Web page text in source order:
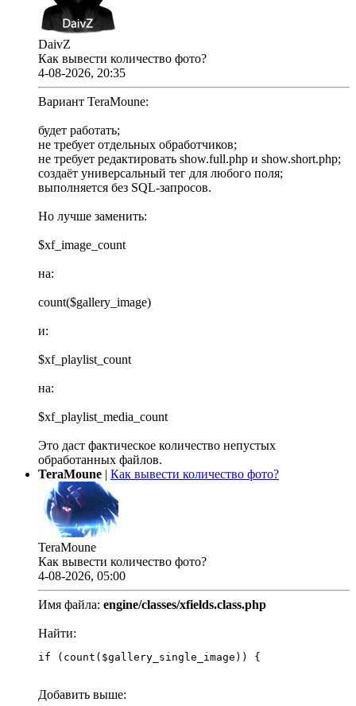
DaivZ
Как вывести количество фото?
4-08-2026, 20:35
Вариант TeraMoune:
будет работать;
не требует отдельных обработчиков;
не требует редактировать show.full.php и show.short.php;
создаёт универсальный тег для любого поля;
выполняется без SQL-запросов.
Но лучше заменить:
$xf_image_count
на:
count($gallery_image)
и:
$xf_playlist_count
на:
$xf_playlist_media_count
Это даст фактическое количество непустых
обработанных файлов.
TeraMoune | Как вывести количество фото?
TeraMoune
Как вывести количество фото?
4-08-2026, 05:00
Имя файла: engine/classes/xfields.class.php
Найти:
if (count($gallery_single_image)) {
Добавить выше: